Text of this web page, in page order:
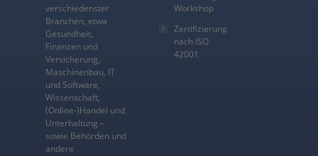
verschiedenster
Branchen, etwa
Gesundheit,
Finanzen und
Versicherung,
Maschinenbau, IT
und Software,
Wissenschaft,
(Online-)Handel und
Unterhaltung –
sowie Behörden und
andere
Workshop
Zertifizierung
nach ISO
42001